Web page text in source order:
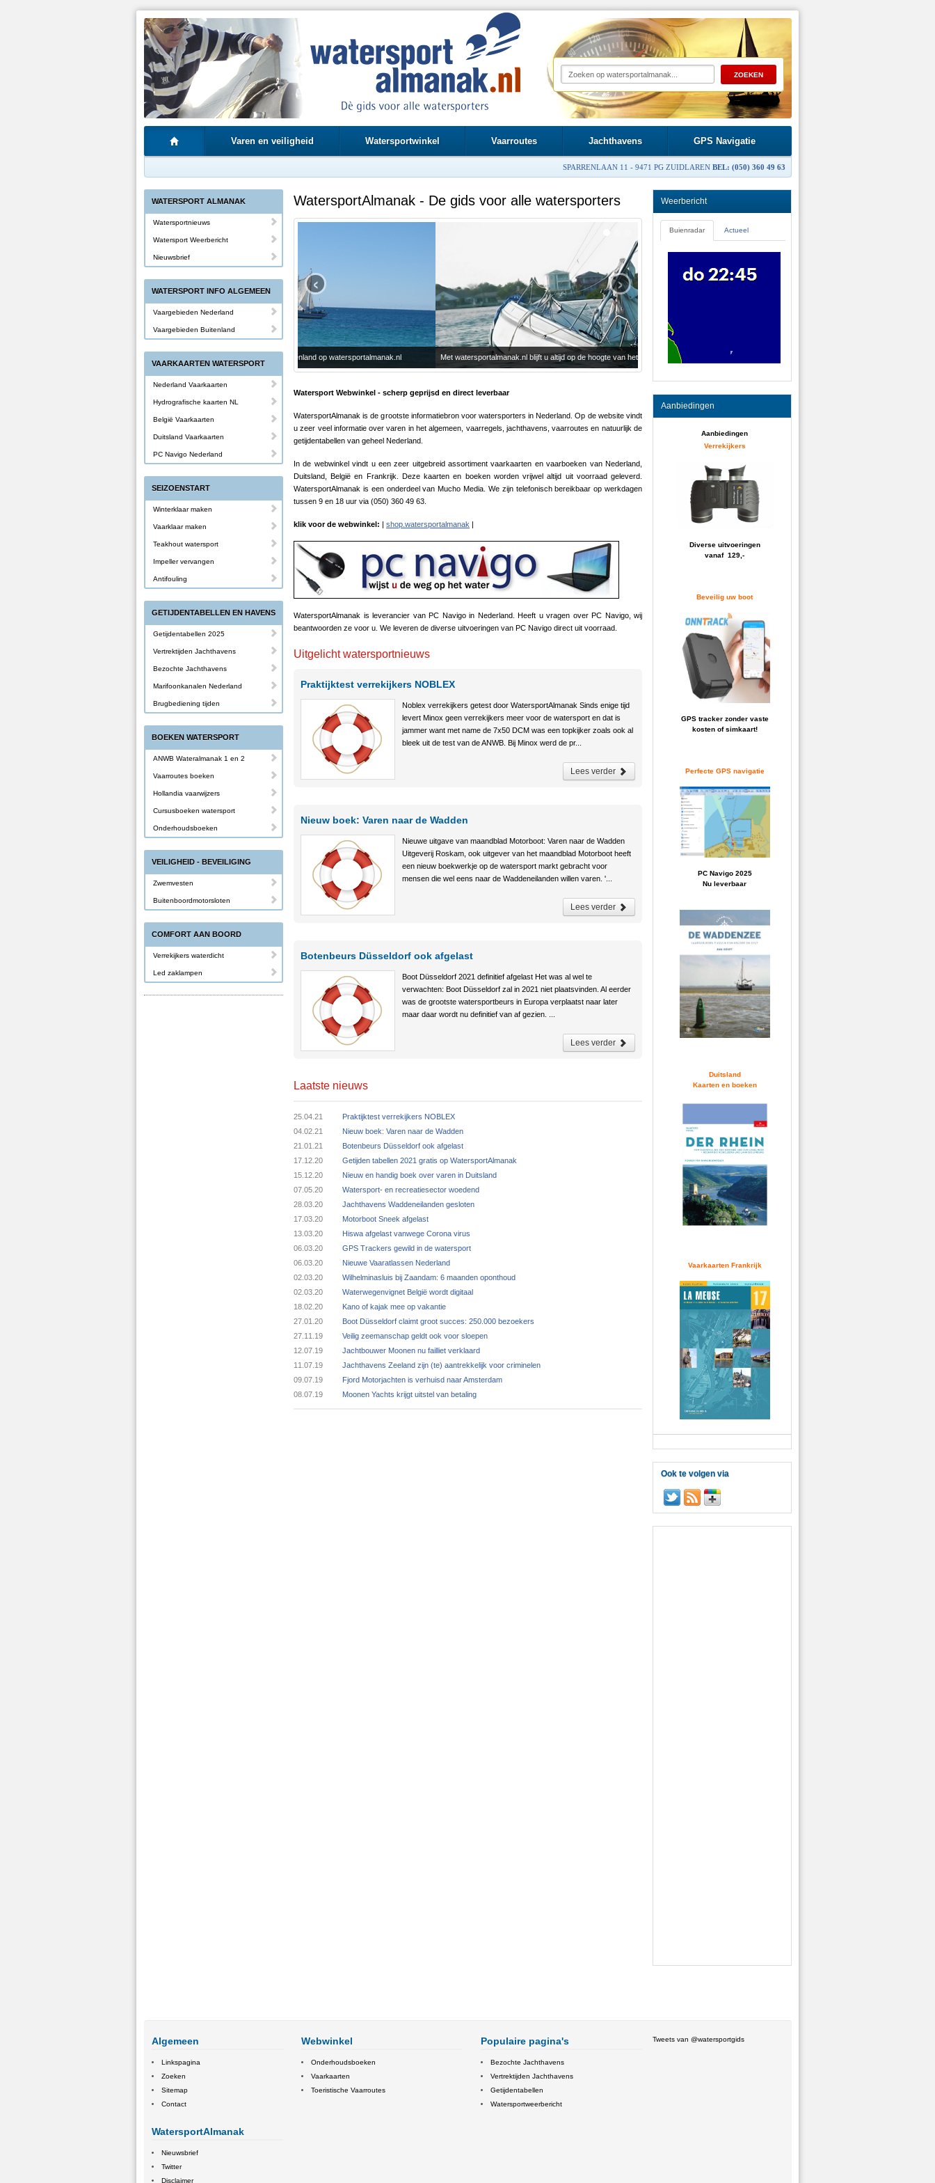
Varen en veiligheid Watersportwinkel Vaarroutes Jachthavens GPS Navigatie
SPARRENLAAN 11 - 9471 PG ZUIDLAREN BEL: (050) 360 49 63
WatersportAlmanak - De gids voor alle watersporters
Met watersportalmanak.nl blijft u altijd op de hoogte van het laatste watersportnieuws!
‹ ›
Watersport Webwinkel - scherp geprijsd en direct leverbaar
WatersportAlmanak is de grootste informatiebron voor watersporters in Nederland. Op de website vindt
u zeer veel informatie over varen in het algemeen, vaarregels, jachthavens, vaarroutes en natuurlijk de
getijdentabellen van geheel Nederland.
In de webwinkel vindt u een zeer uitgebreid assortiment vaarkaarten en vaarboeken van Nederland,
Duitsland, België en Frankrijk. Deze kaarten en boeken worden vrijwel altijd uit voorraad geleverd.
WatersportAlmanak is een onderdeel van Mucho Media. We zijn telefonisch bereikbaar op werkdagen
tussen 9 en 18 uur via (050) 360 49 63.
klik voor de webwinkel: | shop.watersportalmanak |
WatersportAlmanak is leverancier van PC Navigo in Nederland. Heeft u vragen over PC Navigo, wij
beantwoorden ze voor u. We leveren de diverse uitvoeringen van PC Navigo direct uit voorraad.
Uitgelicht watersportnieuws
Praktijktest verrekijkers NOBLEX
Noblex verrekijkers getest door WatersportAlmanak Sinds enige tijd
levert Minox geen verrekijkers meer voor de watersport en dat is
jammer want met name de 7x50 DCM was een topkijker zoals ook al
bleek uit de test van de ANWB. Bij Minox werd de pr...
Lees verder
Nieuw boek: Varen naar de Wadden
Nieuwe uitgave van maandblad Motorboot: Varen naar de Wadden
Uitgeverij Roskam, ook uitgever van het maandblad Motorboot heeft
een nieuw boekwerkje op de watersport markt gebracht voor
mensen die wel eens naar de Waddeneilanden willen varen. '...
Lees verder
Botenbeurs Düsseldorf ook afgelast
Boot Düsseldorf 2021 definitief afgelast Het was al wel te
verwachten: Boot Düsseldorf zal in 2021 niet plaatsvinden. Al eerder
was de grootste watersportbeurs in Europa verplaatst naar later
maar daar wordt nu definitief van af gezien. ...
Lees verder
Laatste nieuws
25.04.21
Praktijktest verrekijkers NOBLEX
04.02.21
Nieuw boek: Varen naar de Wadden
21.01.21
Botenbeurs Düsseldorf ook afgelast
17.12.20
Getijden tabellen 2021 gratis op WatersportAlmanak
15.12.20
Nieuw en handig boek over varen in Duitsland
07.05.20
Watersport- en recreatiesector woedend
28.03.20
Jachthavens Waddeneilanden gesloten
17.03.20
Motorboot Sneek afgelast
13.03.20
Hiswa afgelast vanwege Corona virus
06.03.20
GPS Trackers gewild in de watersport
06.03.20
Nieuwe Vaaratlassen Nederland
02.03.20
Wilhelminasluis bij Zaandam: 6 maanden oponthoud
02.03.20
Waterwegenvignet België wordt digitaal
18.02.20
Kano of kajak mee op vakantie
27.01.20
Boot Düsseldorf claimt groot succes: 250.000 bezoekers
27.11.19
Veilig zeemanschap geldt ook voor sloepen
12.07.19
Jachtbouwer Moonen nu failliet verklaard
11.07.19
Jachthavens Zeeland zijn (te) aantrekkelijk voor criminelen
09.07.19
Fjord Motorjachten is verhuisd naar Amsterdam
08.07.19
Moonen Yachts krijgt uitstel van betaling
Weerbericht
Buienradar Actueel
Aanbiedingen
Aanbiedingen
Verrekijkers
Diverse uitvoeringen
vanaf 129,-
Beveilig uw boot
GPS tracker zonder vaste
kosten of simkaart!
Perfecte GPS navigatie
PC Navigo 2025
Nu leverbaar
Duitsland
Kaarten en boeken
Vaarkaarten Frankrijk
Ook te volgen via
WATERSPORT ALMANAK
Watersportnieuws
Watersport Weerbericht
Nieuwsbrief
WATERSPORT INFO ALGEMEEN
Vaargebieden Nederland
Vaargebieden Buitenland
VAARKAARTEN WATERSPORT
Nederland Vaarkaarten
Hydrografische kaarten NL
België Vaarkaarten
Duitsland Vaarkaarten
PC Navigo Nederland
SEIZOENSTART
Winterklaar maken
Vaarklaar maken
Teakhout watersport
Impeller vervangen
Antifouling
GETIJDENTABELLEN EN HAVENS
Getijdentabellen 2025
Vertrektijden Jachthavens
Bezochte Jachthavens
Marifoonkanalen Nederland
Brugbediening tijden
BOEKEN WATERSPORT
ANWB Wateralmanak 1 en 2
Vaarroutes boeken
Hollandia vaarwijzers
Cursusboeken watersport
Onderhoudsboeken
VEILIGHEID - BEVEILIGING
Zwemvesten
Buitenboordmotorsloten
COMFORT AAN BOORD
Verrekijkers waterdicht
Led zaklampen
Algemeen
Linkspagina
Zoeken
Sitemap
Contact
WatersportAlmanak
Nieuwsbrief
Twitter
Disclaimer
Webwinkel
Onderhoudsboeken
Vaarkaarten
Toeristische Vaarroutes
Populaire pagina's
Bezochte Jachthavens
Vertrektijden Jachthavens
Getijdentabellen
Watersportweerbericht
Tweets van @watersportgids